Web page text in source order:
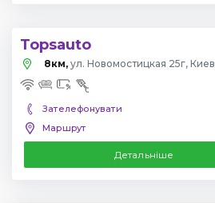
Topsauto
8км, ул. Новомостицкая 25г, Киев
Зателефонувати
Маршрут
Детальніше